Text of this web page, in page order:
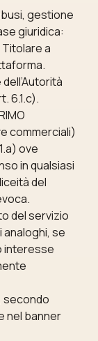
gestione
giuridica:
a
6.1.c).
commerciali)
ove
in qualsiasi
del
del servizio
se
interesse
secondo
nel banner